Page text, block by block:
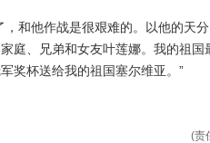
和他作战是很艰难的。以他的天
庭、兄弟和女友叶莲娜。我的祖国
奖杯送给我的祖国塞尔维亚。”
(责